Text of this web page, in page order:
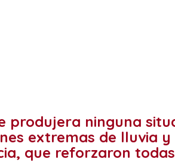
produjera ninguna
extremas de lluvia
que reforzaron